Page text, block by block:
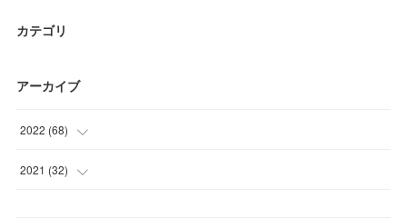
カテゴリ
アーカイブ
2022 (68)
(19 )
2021 (32)